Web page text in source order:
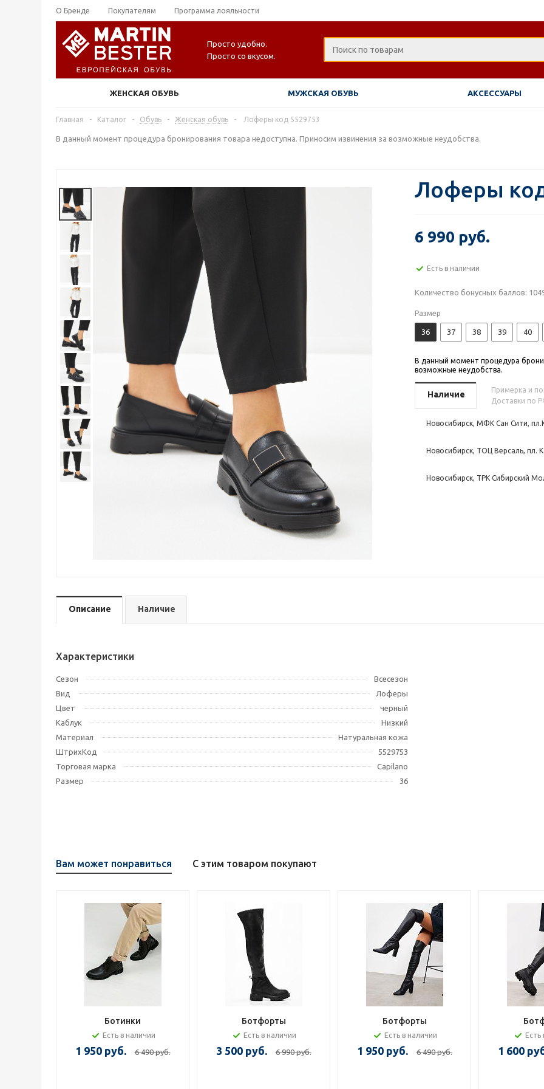
О Бренде Покупателям Программа лояльности
Просто удобно.
Просто со вкусом.
ЖЕНСКАЯ ОБУВЬ МУЖСКАЯ ОБУВЬ АКСЕССУАРЫ
Главная - Каталог - Обувь - Женская обувь - Лоферы код 5529753
В данный момент процедура бронирования товара недоступна. Приносим извинения за возможные неудобства.
Лоферы
6 990 руб.
Есть в наличии
Количество бонусных баллов:
Размер
36 37 38 39 40
В данный момент процедура
возможные неудобства.
Наличие
Примерка и
Доставки по
Новосибирск, МФК Сан Сити,
Новосибирск, ТОЦ Версаль, пл.
Новосибирск, ТРК Сибирский
Описание Наличие
Характеристики
Сезон
Всесезон
Вид
Лоферы
Цвет
черный
Каблук
Низкий
Материал
Натуральная кожа
ШтрихКод
5529753
Торговая марка
Capilano
Размер
36
Вам может понравиться С этим товаром покупают
Ботинки
Есть в наличии
1 950 руб. 6 490 руб.
Ботфорты
Есть в наличии
3 500 руб. 6 990 руб.
Ботфорты
Есть в наличии
1 950 руб. 6 490 руб.
Есть
1 600